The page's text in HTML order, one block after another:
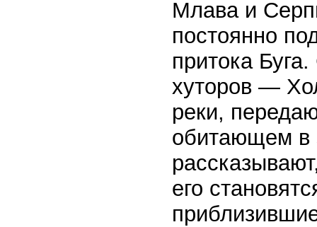
Млава и
постоянно
притока
хуторов —
реки,
обитающем в
его